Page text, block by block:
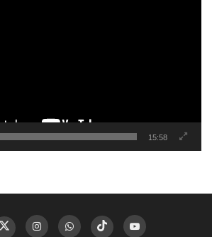
15:58